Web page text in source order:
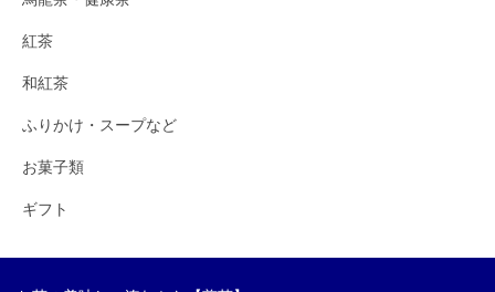
紅茶
和紅茶
ふりかけ・スープなど
お菓子類
ギフト